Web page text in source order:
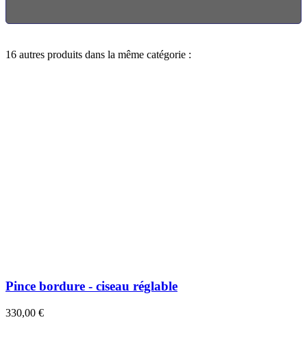
16 autres produits dans la même catégorie :
Pince bordure - ciseau réglable
330,00 €